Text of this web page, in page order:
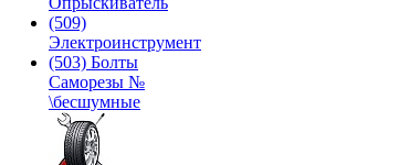
(509)
Электроинструмент
(503) Болты
Саморезы №
\бесшумные